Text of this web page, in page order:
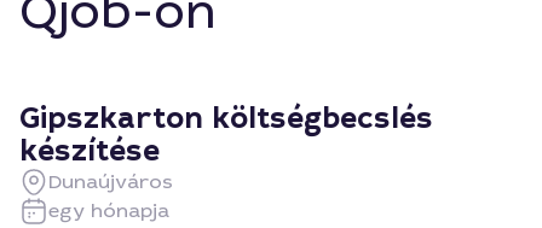
Gipszkarton költségbecslés
készítése
Dunaújváros
egy hónapja